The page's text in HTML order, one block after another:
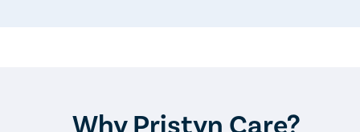
Why Pristyn Care?